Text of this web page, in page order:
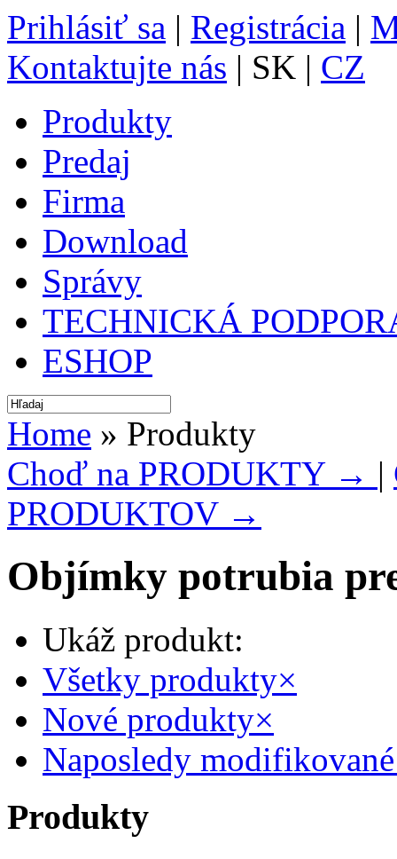
Prihlásiť sa | Registrácia |
Kontaktujte nás | SK | CZ
Produkty
Predaj
Firma
Download
Správy
TECHNICKÁ
ESHOP
Home » Produkty
Choď na PRODUKTY → |
PRODUKTOV →
Objímky potrubia
Ukáž produkt:
Všetky produkty×
Nové produkty×
Naposledy
Produkty